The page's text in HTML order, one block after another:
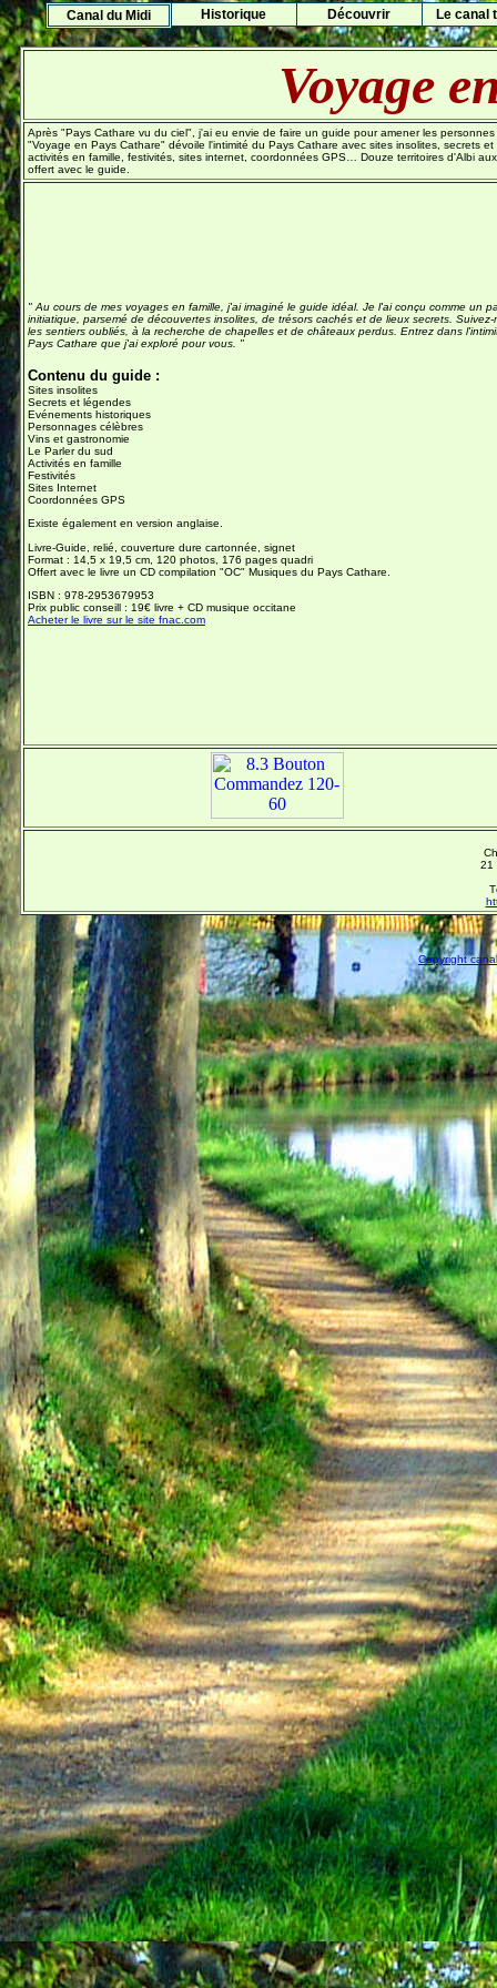
Canal du Midi Historique Découvrir Le canal
Voyage
Après "Pays Cathare vu du ciel", j'ai eu envie de faire un guide pour amener les
"Voyage en Pays Cathare" dévoile l'intimité du Pays Cathare avec sites insolites, secrets
activités en famille, festivités, sites internet, coordonnées GPS… Douze territoires d'Albi
offert avec le guide.
" Au cours de mes voyages en famille, j'ai imaginé le guide idéal. Je l'ai conçu comme un
initiatique, parsemé de découvertes insolites, de trésors cachés et de lieux secrets. Suivez-
les sentiers oubliés, à la recherche de chapelles et de châteaux perdus. Entrez dans
Pays Cathare que j'ai exploré pour vous. "
Contenu du guide :
Sites insolites
Secrets et légendes
Evénements historiques
Personnages célèbres
Vins et gastronomie
Le Parler du sud
Activités en famille
Festivités
Sites Internet
Coordonnées GPS
Existe également en version anglaise.
Livre-Guide, relié, couverture dure cartonnée, signet
Format : 14,5 x 19,5 cm, 120 photos, 176 pages quadri
Offert avec le livre un CD compilation "OC" Musiques du Pays Cathare.
ISBN : 978-2953679953
Prix public conseill : 19€ livre + CD musique occitane
Acheter le livre sur le site fnac.com
21
Copyright